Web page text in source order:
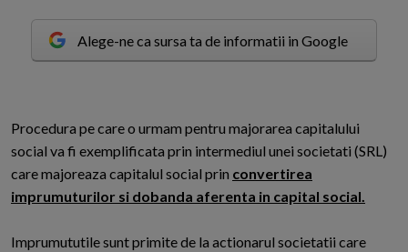
Alege-ne ca sursa ta de informatii in Google
Procedura pe care o urmam pentru majorarea capitalului
social va fi exemplificata prin intermediul unei societati (SRL)
care majoreaza capitalul social prin convertirea
imprumuturilor si dobanda aferenta in capital social.
Imprumututile sunt primite de la actionarul societatii care